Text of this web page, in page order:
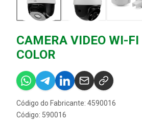
CAMERA VIDEO WI-
COLOR
Código do Fabricante: 4590016
Código: 590016